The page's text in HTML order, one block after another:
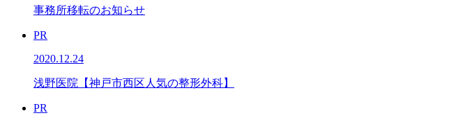
事務所移転のお知らせ
PR
2020.12.24
浅野医院【神戸市西区人気の整形外科】
PR